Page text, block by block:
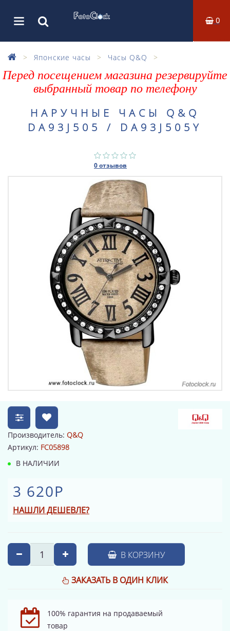
0
Японские часы Часы Q&Q
Перед посещением магазина резервируйте
выбранный товар по телефону
НАРУЧНЫЕ ЧАСЫ Q&Q
DA93J505 / DA93J505Y
0 отзывов
Производитель: Q&Q
Артикул: FC05898
В НАЛИЧИИ
3 620Р
НАШЛИ ДЕШЕВЛЕ?
В КОРЗИНУ
ЗАКАЗАТЬ В ОДИН КЛИК
100% гарантия на продаваемый
товар